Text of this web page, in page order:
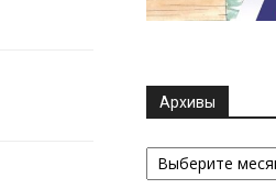
Архивы
Архивы